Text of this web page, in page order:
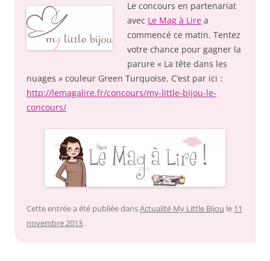
Le concours en partenariat
avec Le Mag à Lire a
commencé ce matin. Tentez
votre chance pour gagner la
parure « La tête dans les
nuages » couleur Green Turquoise. C’est par ici :
http://lemagalire.fr/concours/my-little-bijou-le-
concours/
Cette entrée a été publiée dansActualité My Little Bijou le 11
novembre 2013 .